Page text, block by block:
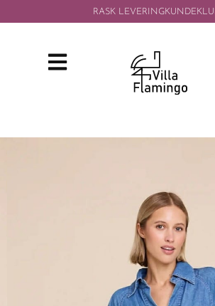
RASK LEVERING